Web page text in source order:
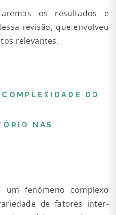
os resultados e
revisão, que envolveu
relevantes.
DO
NAS
fenômeno complexo
de fatores inter-